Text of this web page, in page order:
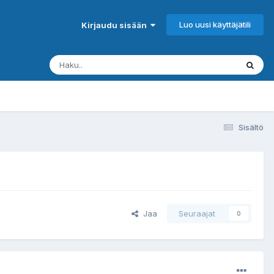
Kirjaudu sisään Luo uusi käyttäjätili
Sisältö
Jaa Seuraajat 0